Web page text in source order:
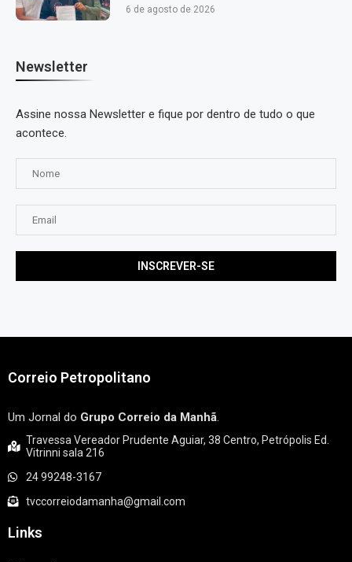
6 de agosto de 2026
Newsletter
Assine nossa Newsletter e fique por dentro de tudo o que
acontece.
Correio Petropolitano
Um Jornal do Grupo Correio da Manhã.
Travessa Vereador Prudente Aguiar, 38 Centro, Petrópolis Ed.
Vitrinni sala 216
24 99248-3167
tvccorreiodamanha@gmail.com
Links